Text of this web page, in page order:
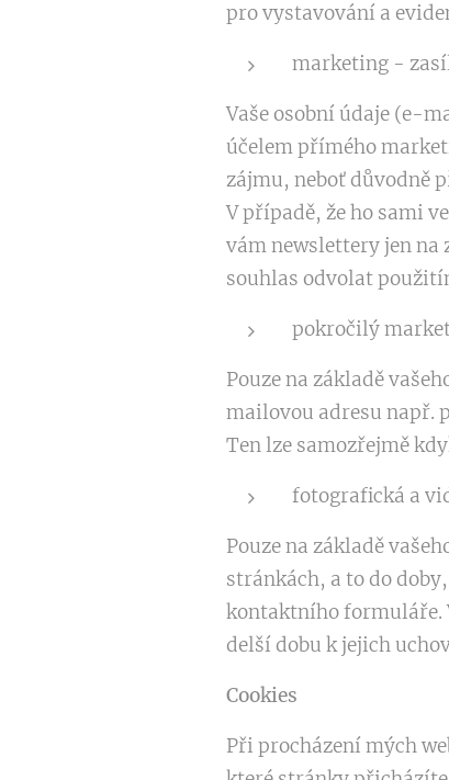
pro vystavování a
marketing -
Vaše osobní údaje (e-
účelem přímého
zájmu, neboť důvodně
V případě, že ho sami
vám newslettery jen na
souhlas odvolat
pokročilý
Pouze na základě
mailovou adresu např.
Ten lze samozřejmě
fotografická a
Pouze na základě
stránkách, a to do
kontaktního formuláře.
delší dobu k jejich
Cookies
Při procházení mých